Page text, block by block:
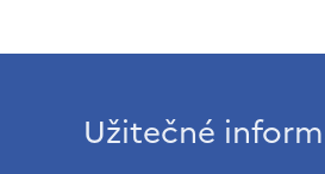
Užitečné